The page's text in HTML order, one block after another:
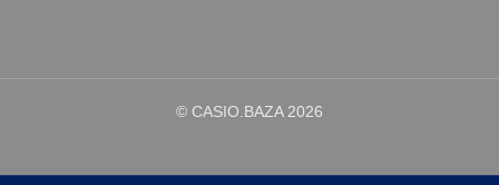
© CASIO.BAZA 2026